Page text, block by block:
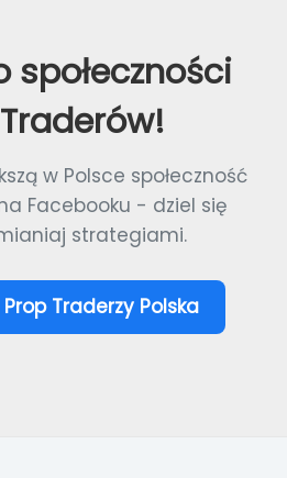
społeczności
w Polsce społeczność
Facebooku - dziel się
strategiami.
Prop Traderzy Polska